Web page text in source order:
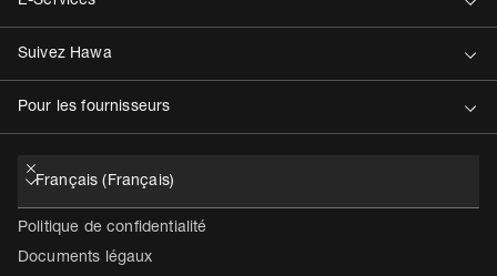
Politique de confidentialité
Documents légaux